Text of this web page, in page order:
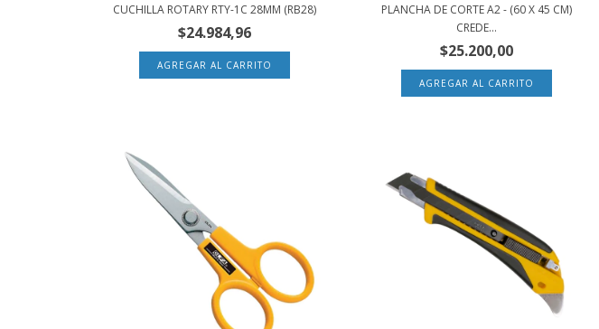
CUCHILLA ROTARY RTY-1C 28MM (RB28)
$24.984,96
PLANCHA DE CORTE A2 - (60 X 45 CM)
CREDE...
$25.200,00